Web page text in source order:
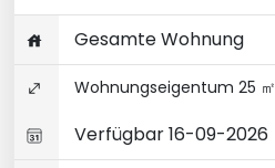
Gesamte Wohnung
Wohnungseigentum 25 ㎡
Verfügbar 16-09-2026